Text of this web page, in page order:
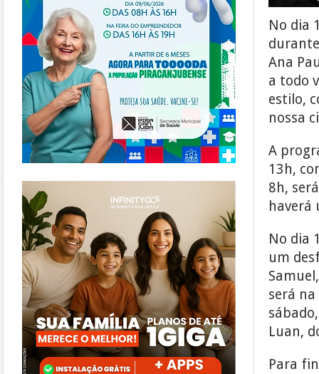
No dia
Ana
a todo
estilo,
nossa
A
13h,
8h,
haverá
No dia
um
será
Luan,
Para
https://www.infinitygo.com.br/